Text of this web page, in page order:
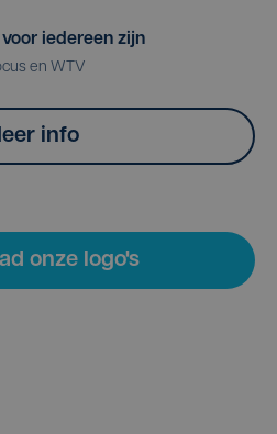
iedereen zijn
en WTV
info
onze logo's